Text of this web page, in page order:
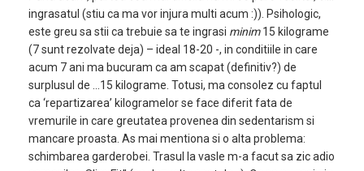
ingrasatul (stiu ca ma vor injura multi acum :)). Psihologic,
este greu sa stii ca trebuie sa te ingrasi minim15 kilograme
(7 sunt rezolvate deja) – ideal 18-20 -, in conditiile in care
acum 7 ani ma bucuram ca am scapat (definitiv?) de
surplusul de …15 kilograme. Totusi, ma consolez cu faptul
ca ‘repartizarea’ kilogramelor se face diferit fata de
vremurile in care greutatea provenea din sedentarism si
mancare proasta. As mai mentiona si o alta problema:
schimbarea garderobei. Trasul la vasle m-a facut sa zic adio